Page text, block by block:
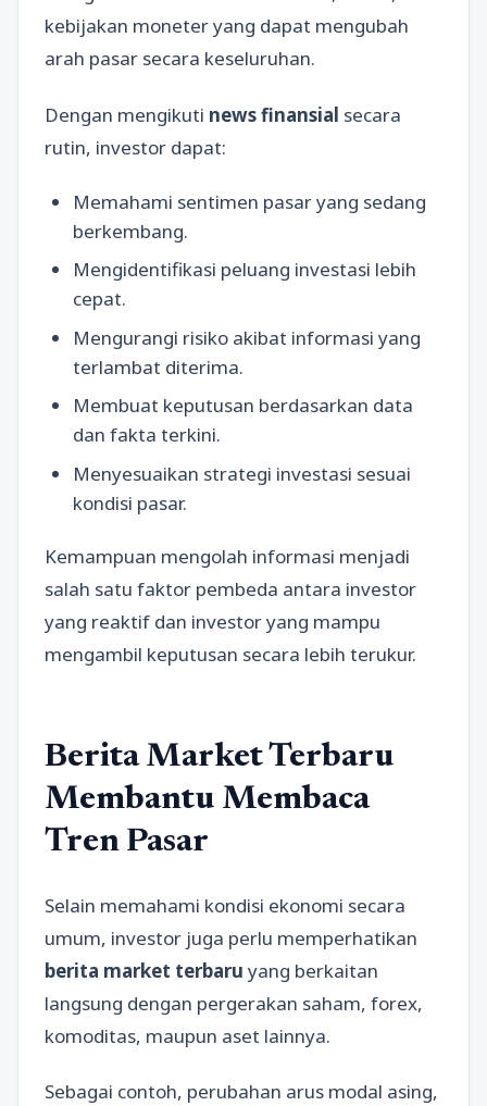
kebijakan moneter yang dapat mengubah
arah pasar secara keseluruhan.
Dengan mengikuti news finansial secara
rutin, investor dapat:
Memahami sentimen pasar yang sedang
berkembang.
Mengidentifikasi peluang investasi lebih
cepat.
Mengurangi risiko akibat informasi yang
terlambat diterima.
Membuat keputusan berdasarkan data
dan fakta terkini.
Menyesuaikan strategi investasi sesuai
kondisi pasar.
Kemampuan mengolah informasi menjadi
salah satu faktor pembeda antara investor
yang reaktif dan investor yang mampu
mengambil keputusan secara lebih terukur.
Berita Market Terbaru
Membantu Membaca
Tren Pasar
Selain memahami kondisi ekonomi secara
umum, investor juga perlu memperhatikan
berita market terbaru yang berkaitan
langsung dengan pergerakan saham, forex,
komoditas, maupun aset lainnya.
Sebagai contoh, perubahan arus modal asing,